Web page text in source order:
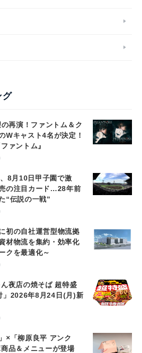
グ
再演！ファントム＆ク
Wキャスト4名が決定！
ァントム』
8月10日甲子園で激
の注目カード…28年前
“伝説の一戦”
初の自社運営型物流拠
材物流を集約・効率化
クを最適化～
ん夜店の焼そば 超特盛
」2026年8月24日(月)新
×「柳原良平 アンク
品＆メニューが登場